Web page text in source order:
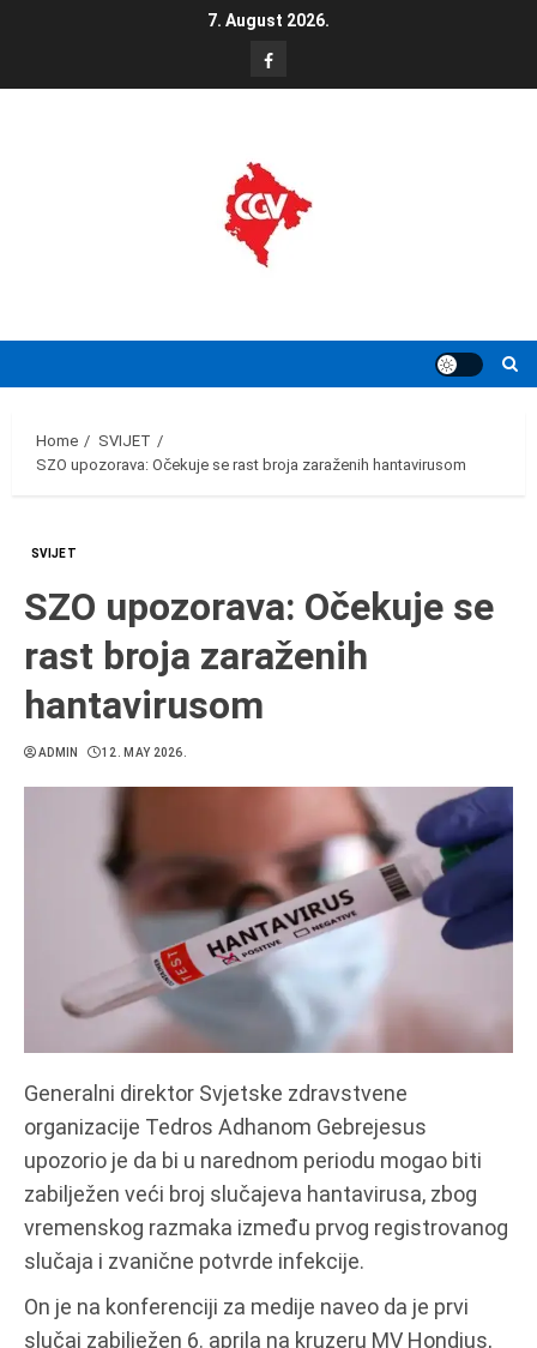
7. August 2026.
FB
Home
SVIJET
SZO upozorava: Očekuje se rast broja zaraženih hantavirusom
SVIJET
SZO upozorava: Očekuje se
rast broja zaraženih
hantavirusom
ADMIN 12. MAY 2026.
Generalni direktor Svjetske zdravstvene
organizacije Tedros Adhanom Gebrejesus
upozorio je da bi u narednom periodu mogao biti
zabilježen veći broj slučajeva hantavirusa, zbog
vremenskog razmaka između prvog registrovanog
slučaja i zvanične potvrde infekcije.
On je na konferenciji za medije naveo da je prvi
slučaj zabilježen 6. aprila na kruzeru MV Hondius,